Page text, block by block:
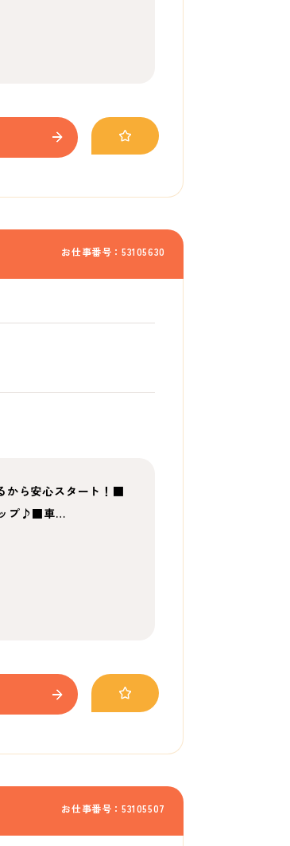
お仕事番号：53105630
から安心スタート！■
ップ♪■車…
お仕事番号：53105507